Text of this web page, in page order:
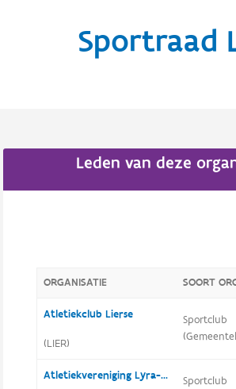
Sportraad
Leden van deze
ORGANISATIE SOORT
Atletiekclub Lierse
(LIER)
Sportclub
Atletiekvereniging Lyra-Lierse
Sportclub